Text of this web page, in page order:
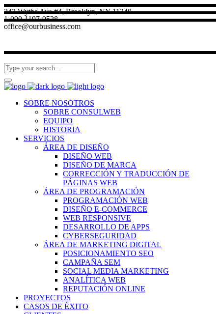
242 Wythe Ave #4, Brooklyn, NY 11249
1-090-1197-9528
office@ourbusiness.com
SOBRE NOSOTROS
SOBRE CONSULWEB
EQUIPO
HISTORIA
SERVICIOS
ÁREA DE DISEÑO
DISEÑO WEB
DISEÑO DE MARCA
CORRECCIÓN Y TRADUCCIÓN DE
PÁGINAS WEB
ÁREA DE PROGRAMACIÓN
PROGRAMACIÓN WEB
DISEÑO E-COMMERCE
WEB RESPONSIVE
DESARROLLO DE APPS
CYBERSEGURIDAD
ÁREA DE MARKETING DIGITAL
POSICIONAMIENTO SEO
CAMPAÑA SEM
SOCIAL MEDIA MARKETING
ANALÍTICA WEB
REPUTACIÓN ONLINE
PROYECTOS
CASOS DE ÉXITO